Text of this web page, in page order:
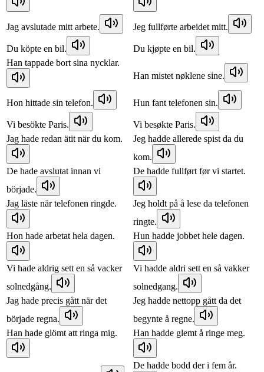
Jag avslutade mitt arbete. Jeg fullførte arbeidet mitt.
Du köpte en bil.
Du kjøpte en bil.
Han tappade bort sina nycklar.
Han mistet nøklene sine.
Hon hittade sin telefon. Hun fant telefonen sin.
Vi besökte Paris.
Vi besøkte Paris.
Jag hade redan ätit när du kom.
Jeg hadde allerede spist da du
kom.
De hade avslutat innan vi
började.
De hadde fullført før vi startet.
Jag läste när telefonen ringde.
Jeg holdt på å lese da telefonen
ringte.
Hon hade arbetat hela dagen.
Hun hadde jobbet hele dagen.
Vi hade aldrig sett en så vacker
solnedgång.
Vi hadde aldri sett en så vakker
solnedgang.
Jag hade precis gått när det
började regna.
Jeg hadde nettopp gått da det
begynte å regne.
Han hade glömt att ringa mig.
Han hadde glemt å ringe meg.
De hadde bodd der i fem år.